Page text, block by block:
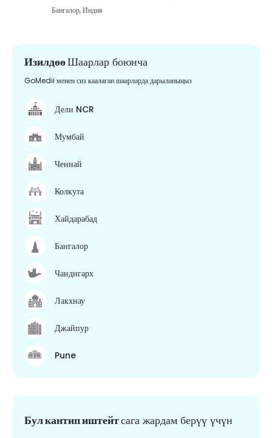
Бангалор,Индия
ИзилдөөШаарлар боюнча
GoMedii менен сиз каалаган шаарларда дарыланыңыз
Дели NCR
Мумбай
Ченнай
Колкута
Хайдарабад
Бангалор
Чандигарх
Лакхнау
Джайпур
Pune
Бул кантип иштейтсага жардам берүү үчүн